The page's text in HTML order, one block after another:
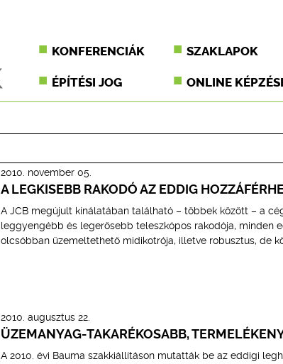
KONFERENCIÁK SZAKLAPOK
ÉPÍTÉSI JOG ONLINE
2010. november 05.
A LEGKISEBB RAKODÓ AZ EDDIG
A JCB megújult kínálatában található – többek között – a
leggyengébb és legerősebb teleszkópos rakodója, minden
olcsóbban üzemeltethető midikotrója, illetve robusztus, de
2010. augusztus 22.
ÜZEMANYAG-TAKARÉKOSABB,
A 2010. évi Bauma szakkiállításon mutatták be az eddigi